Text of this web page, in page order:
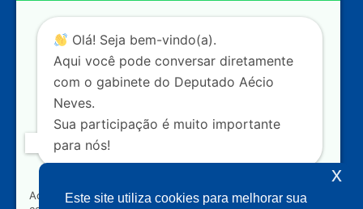
Contato
dep.aecioneves@camara.leg.br
+55 (61) 3215-5964
+55 (31) 3261-0121
+55 (31) 97150-0834
Nossas redes
Olá! Seja bem-vindo(a).
Aqui você pode conversar diretamente
com o gabinete do Deputado Aécio
Neves.
Sua participação é muito importante
para nós!
Ao clicar para iniciar o contato pelo WhatsApp, você
Este site utiliza cookies para melhorar sua
x